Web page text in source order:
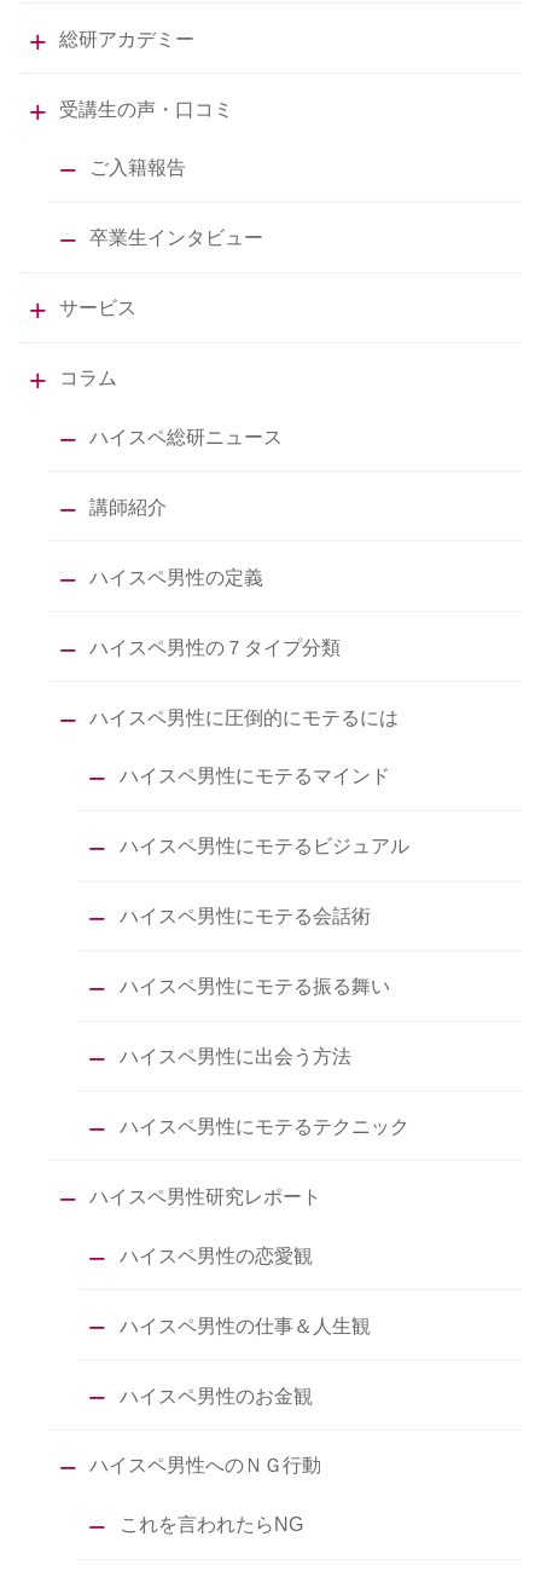
総研アカデミー
受講生の声・口コミ
ご入籍報告
卒業生インタビュー
サービス
コラム
ハイスペ総研ニュース
講師紹介
ハイスペ男性の定義
ハイスペ男性の７タイプ分類
ハイスペ男性に圧倒的にモテるには
ハイスペ男性にモテるマインド
ハイスペ男性にモテるビジュアル
ハイスペ男性にモテる会話術
ハイスペ男性にモテる振る舞い
ハイスペ男性に出会う方法
ハイスペ男性にモテるテクニック
ハイスペ男性研究レポート
ハイスペ男性の恋愛観
ハイスペ男性の仕事＆人生観
ハイスペ男性のお金観
ハイスペ男性へのＮＧ行動
これを言われたらNG